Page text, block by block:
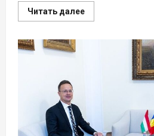
Читать далееПрочитать
больше